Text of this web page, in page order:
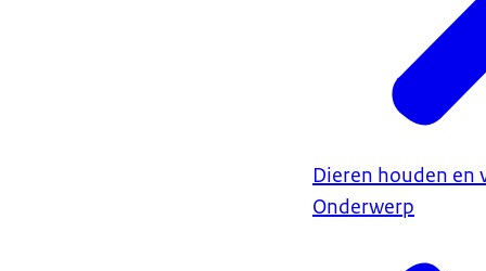
Dieren houden en
Onderwerp